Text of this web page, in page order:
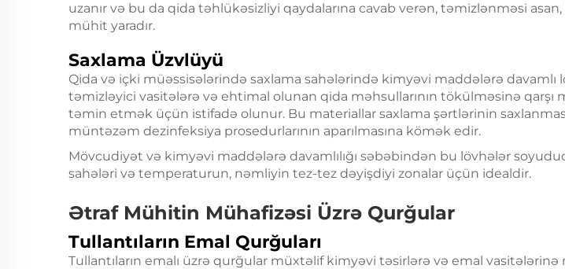
uzanır və bu da qida təhlükəsizliyi qaydalarına cavab verən, təmizlənməsi
mühit yaradır.
Saxlama Üzvlüyü
Qida və içki müəssisələrində saxlama sahələrində kimyəvi maddələrə davamlı
təmizləyici vasitələrə və ehtimal olunan qida məhsullarının tökülməsinə qarşı
təmin etmək üçün istifadə olunur. Bu materiallar saxlama şərtlərinin
müntəzəm dezinfeksiya prosedurlarının aparılmasına kömək edir.
Mövcudiyət və kimyəvi maddələrə davamlılığı səbəbindən bu lövhələr
sahələri və temperaturun, nəmliyin tez-tez dəyişdiyi zonalar üçün idealdir.
Ətraf Mühitin Mühafizəsi Üzrə Qurğular
Tullantıların Emal Qurğuları
Tullantıların emalı üzrə qurğular müxtəlif kimyəvi təsirlərə və emal vasitələrinə